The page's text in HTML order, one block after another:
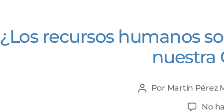
¿Los recursos humanos
nuestra
Autor
Por Martín Pérez
No